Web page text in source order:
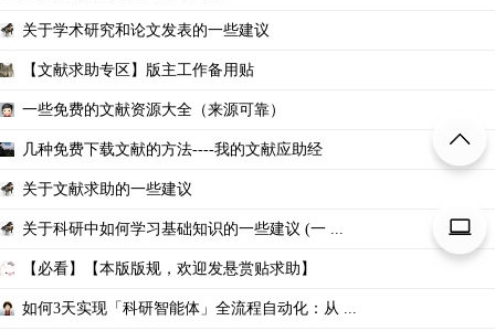
关于学术研究和论文发表的一些建议
【文献求助专区】版主工作备用贴
一些免费的文献资源大全（来源可靠）
几种免费下载文献的方法----我的文献应助经
关于文献求助的一些建议
关于科研中如何学习基础知识的一些建议 (一 ...
【必看】【本版版规，欢迎发悬赏贴求助】
如何3天实现「科研智能体」全流程自动化：从 ...